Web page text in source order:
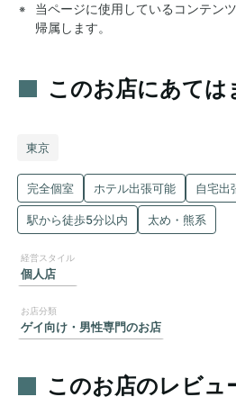
当ページに使用しているコンテン
帰属します。
このお店にあては
東京
完全個室 ホテル出張可能 自宅出
駅から徒歩5分以内 太め・熊系
個人店
ゲイ向け・男性専門のお店
このお店のレビュ